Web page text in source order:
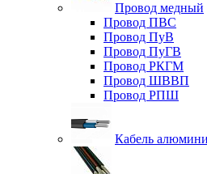
Провод медный
Провод ПВС
Провод ПуВ
Провод ПуГВ
Провод РКГМ
Провод ШВВП
Провод РПШ
Кабель